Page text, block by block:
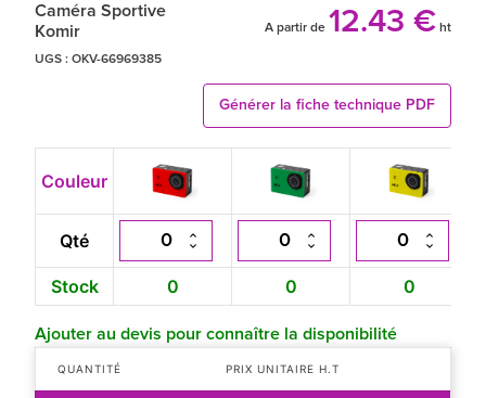
Caméra Sportive
Komir
A partir de 12.43 € ht
UGS : OKV-66969385
Générer la fiche technique PDF
Couleur
Qté
Stock 0 0 0
Ajouter au devis pour connaître la disponibilité
QUANTITÉ PRIX UNITAIRE H.T